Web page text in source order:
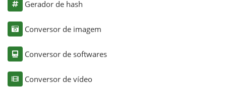
Gerador de hash
Conversor de imagem
Conversor de softwares
Conversor de vídeo